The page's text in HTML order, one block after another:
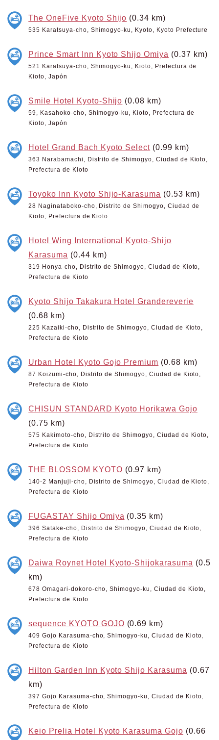
The OneFive Kyoto Shijo (0.34 km)
535 Karatsuya-cho, Shimogyo-ku, Kyoto, Kyoto Prefecture
Prince Smart Inn Kyoto Shijo Omiya (0.37 km)
521 Karatsuya-cho, Shimogyo-ku, Kioto, Prefectura de
Kioto, Japón
Smile Hotel Kyoto-Shijo (0.08 km)
59, Kasahoko-cho, Shimogyo-ku, Kioto, Prefectura de
Kioto, Japón
Hotel Grand Bach Kyoto Select (0.99 km)
363 Narabamachi, Distrito de Shimogyo, Ciudad de Kioto,
Prefectura de Kioto
Toyoko Inn Kyoto Shijo-Karasuma (0.53 km)
28 Naginataboko-cho, Distrito de Shimogyo, Ciudad de
Kioto, Prefectura de Kioto
Hotel Wing International Kyoto-Shijo
Karasuma (0.44 km)
319 Honya-cho, Distrito de Shimogyo, Ciudad de Kioto,
Prefectura de Kioto
Kyoto Shijo Takakura Hotel Grandereverie
(0.68 km)
225 Kazaiki-cho, Distrito de Shimogyo, Ciudad de Kioto,
Prefectura de Kioto
Urban Hotel Kyoto Gojo Premium (0.68 km)
87 Koizumi-cho, Distrito de Shimogyo, Ciudad de Kioto,
Prefectura de Kioto
CHISUN STANDARD Kyoto Horikawa Gojo
(0.75 km)
575 Kakimoto-cho, Distrito de Shimogyo, Ciudad de Kioto,
Prefectura de Kioto
THE BLOSSOM KYOTO (0.97 km)
140-2 Manjuji-cho, Distrito de Shimogyo, Ciudad de Kioto,
Prefectura de Kioto
FUGASTAY Shijo Omiya (0.35 km)
396 Satake-cho, Distrito de Shimogyo, Ciudad de Kioto,
Prefectura de Kioto
Daiwa Roynet Hotel Kyoto-Shijokarasuma (0.5
km)
678 Omagari-dokoro-cho, Shimogyo-ku, Ciudad de Kioto,
Prefectura de Kioto
sequence KYOTO GOJO (0.69 km)
409 Gojo Karasuma-cho, Shimogyo-ku, Ciudad de Kioto,
Prefectura de Kioto
Hilton Garden Inn Kyoto Shijo Karasuma (0.67
km)
397 Gojo Karasuma-cho, Shimogyo-ku, Ciudad de Kioto,
Prefectura de Kioto
Keio Prelia Hotel Kyoto Karasuma Gojo (0.66